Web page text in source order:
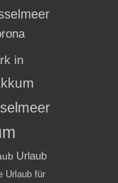
in
Urlaub
Urlaub für